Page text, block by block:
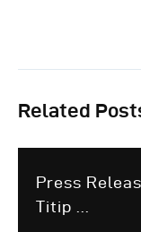
Related
Press
Titip ...